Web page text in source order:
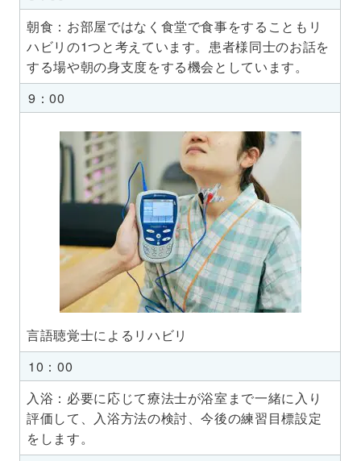
朝食：お部屋ではなく食堂で食事をすることもリ
ハビリの1つと考えています。患者様同士のお話を
する場や朝の身支度をする機会としています。
9：00
言語聴覚士によるリハビリ
10：00
入浴：必要に応じて療法士が浴室まで一緒に入り
評価して、入浴方法の検討、今後の練習目標設定
をします。